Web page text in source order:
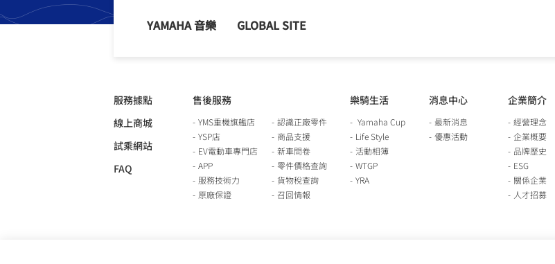
YAMAHA 音樂 GLOBAL SITE
服務據點
線上商城
試乘網站
FAQ
售後服務
YMS重機旗艦店
YSP店
EV電動車專門店
APP
服務技術力
原廠保證
認識正廠零件
商品支援
新車問卷
零件價格查詢
貨物稅查詢
召回情報
樂騎生活
Yamaha Cup
Life Style
活動相簿
WTGP
YRA
消息中心
最新消息
優惠活動
企業簡介
經營理念
企業概要
品牌歷史
ESG
關係企業
人才招募